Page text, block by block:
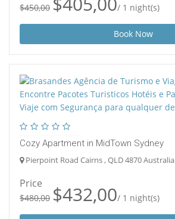
$450,00 / 1 night(s)
Book Now
Cozy Apartment in MidTown Sydney
Pierpoint Road Cairns , QLD 4870 Australia
Price
$480,00 $432,00/ 1 night(s)